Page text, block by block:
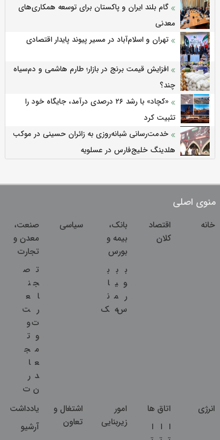
گام بلند ایران و پاکستان برای توسعه همکاری‌های
معدنی
تهران و اسلام‌آباد در مسیر پیوند پایدار اقتصادی
افزایش قیمت برنج در بازار؛ طارم هاشمی و دم‌سیاه
چند؟
«کچاد» با رشد ۲۶ درصدی درآمد، جایگاه خود را
تثبیت کرد
خدمت‌رسانی شبانه‌روزی به زائران حسینی در موکب
هلدینگ خلیج‌فارس در عسلویه
منوی اصلی
خانه
اقتصاد
کلان
بانک،
بیمه و
بورس
ب
و
ر
س
ب
ی
م
ه
ب
ا
ن
ک
سیاسی
صنعت،
معدن و
تجارت
ت
ج
ا
ر
ت
و
م
ع
د
ن
ص
ن
ع
ت
و
ت
ج
ا
ر
ت
انرژی
اتاق ها
ا ا ا
امور
زیربنایی
اشتغال و
تعاون
یادداشت
آرشیو